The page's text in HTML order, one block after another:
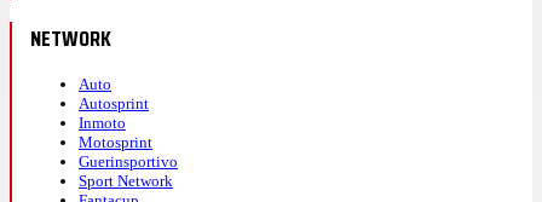
NETWORK
Auto
Autosprint
Inmoto
Motosprint
Guerinsportivo
Sport Network